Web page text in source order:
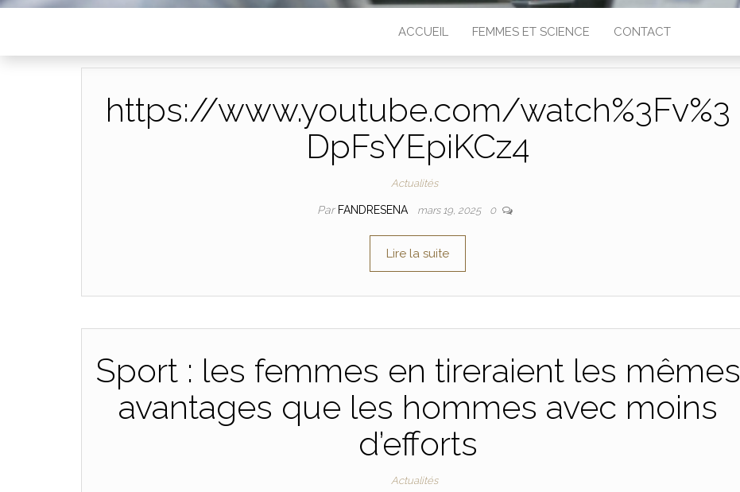
ACCUEIL FEMMES ET SCIENCE CONTACT
https://www.youtube.com/watch%3Fv%3
DpFsYEpiKCz4
Actualités
Par FANDRESENA mars 19, 2025 0
Lire la suite
Sport : les femmes en tireraient les mêmes
avantages que les hommes avec moins
d’efforts
Actualités